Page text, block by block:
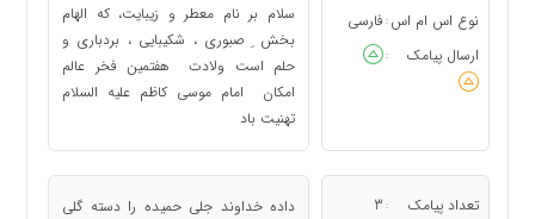
نوع اس ام اس : فارسی
ارسال پیامک
:
سلام بر نام معطر و زیبایت، که الهام
بخش ِ صبوری ، شکیبایی ، بردباری و
حلم است ولادت هفتمین فخر عالم
امکان امام موسی کاظم علیه السلام
تهنیت باد
تعداد پیامک :
3
داده خداوند جلى حمیده را دسته گلى